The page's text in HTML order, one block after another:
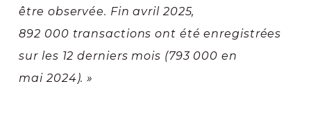
être observée. Fin avril 2025,
892 000 transactions ont été enregistrées
sur les 12 derniers mois (793 000 en
mai 2024). »